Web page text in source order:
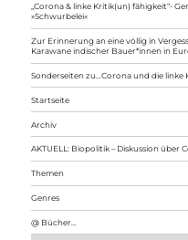
„Corona & linke Kritik(un) fähigkeit“-
»Schwurbelei«
Zur Erinnerung an eine völlig in
Karawane indischer Bauer*innen in
Sonderseiten zu…Corona und die linke
Startseite
Archiv
AKTUELL: Biopolitik – Diskussion über
Themen
Genres
@ Bücher…